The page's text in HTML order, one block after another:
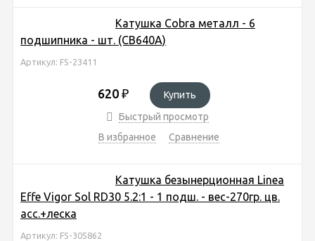
Катушка Cobra металл - 6
подшипника - шт. (CB640A)
Артикул: FS-23411
620 ₽
Купить
Быстрый просмотр
В избранное
Сравнение
Катушка безынерционная Linea
Effe Vigor Sol RD30 5.2:1 - 1 подш. - вес-270гр. цв.
асс.+леска
Артикул: FS-305862